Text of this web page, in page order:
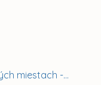
miestach -...